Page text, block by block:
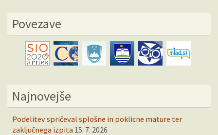
Povezave
Najnovejše
Podelitev spričeval splošne in poklicne mature ter
zaključnega izpita 15. 7. 2026